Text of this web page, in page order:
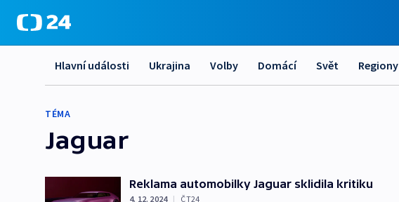
Hlavní události Ukrajina Volby Domácí Svět Regiony
TÉMA
Jaguar
Reklama automobilky Jaguar sklidila kritiku
4. 12. 2024 | ČT24